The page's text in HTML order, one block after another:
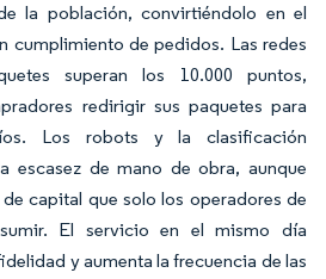
la población, convirtiéndolo en el
cumplimiento de pedidos. Las redes
superan los 10.000 puntos,
redirigir sus paquetes para
Los robots y la clasificación
escasez de mano de obra, aunque
capital que solo los operadores de
El servicio en el mismo día
y aumenta la frecuencia de las